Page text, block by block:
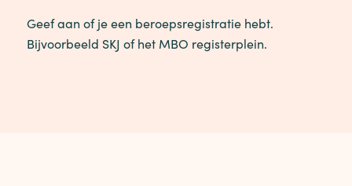
Geef aan of je een beroepsregistratie hebt.
Bijvoorbeeld SKJ of het MBO registerplein.